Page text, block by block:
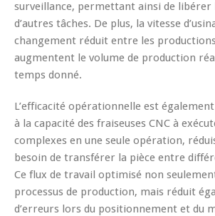
surveillance, permettant ainsi de libérer
d’autres tâches. De plus, la vitesse
changement réduit entre les
augmentent le volume de production
temps donné.
L’efficacité opérationnelle est
à la capacité des fraiseuses CNC à
complexes en une seule opération,
besoin de transférer la pièce entre
Ce flux de travail optimisé non
processus de production, mais réduit
d’erreurs lors du positionnement et du